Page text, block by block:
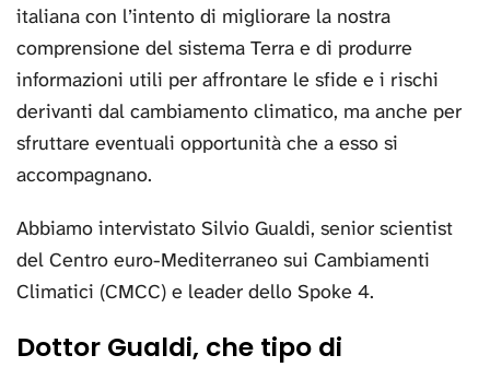
italiana con l’intento di migliorare la nostra
comprensione del sistema Terra e di produrre
informazioni utili per affrontare le sfide e i rischi
derivanti dal cambiamento climatico, ma anche per
sfruttare eventuali opportunità che a esso si
accompagnano.
Abbiamo intervistato Silvio Gualdi, senior scientist
del Centro euro-Mediterraneo sui Cambiamenti
Climatici (CMCC) e leader dello Spoke 4.
Dottor Gualdi, che tipo di